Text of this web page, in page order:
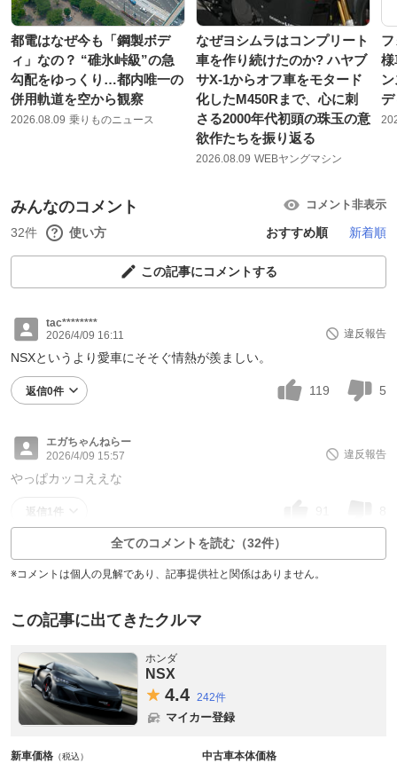
都電はなぜ今も「鋼製ボデ
ィ」なの？ “碓氷峠級”の急
勾配をゆっくり…都内唯一の
併用軌道を空から観察
2026.08.09 乗りものニュース
なぜヨシムラはコンプリート
車を作り続けたのか? ハヤブ
サX-1からオフ車をモタード
化したM450Rまで、心に刺
さる2000年代初頭の珠玉の意
欲作たちを振り返る
2026.08.09 WEBヤングマシン
様
デ
みんなのコメント コメント非表示
32件 使い方 おすすめ順 新着順
この記事にコメントする
tac********
2026/4/09 16:11
違反報告
NSXというより愛車にそそぐ情熱が羨ましい。
返信0件 119 5
エガちゃんねらー
2026/4/09 15:57
違反報告
やっぱカッコええな
返信1件
全てのコメントを読む（32件）
※コメントは個人の見解であり、記事提供社と関係はありません。
この記事に出てきたクルマ
ホンダ
NSX
4.4 242件
マイカー登録
新車価格 （税込） 中古車本体価格